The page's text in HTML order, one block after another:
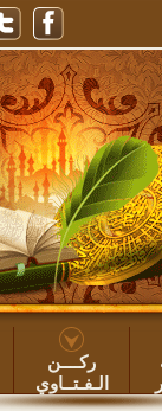
للشيخ عبيد
ركــــن
الـفـتــاوي